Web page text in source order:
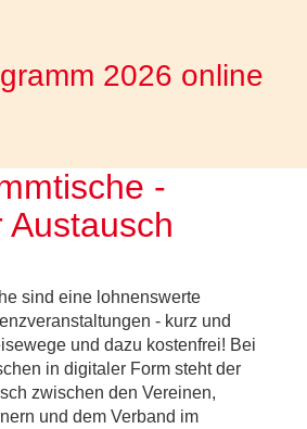
2026 online
-
sind eine lohnenswerte
- kurz und
und dazu kostenfrei! Bei
in digitaler Form steht der
zwischen den Vereinen,
und dem Verband im